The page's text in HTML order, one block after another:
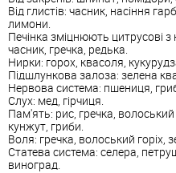
Від глистів: часник, насіння
лимони.
Печінка зміцнюють цитрусові
часник, гречка, редька.
Нирки: горох, квасоля,
Підшлункова залоза: зелена
Нервова система: пшениця,
Слух: мед, гірчиця.
Пам'ять: рис, гречка, волоський
кунжут, гриби.
Воля: гречка, волоський горіх,
Статева система: селера,
виноград.